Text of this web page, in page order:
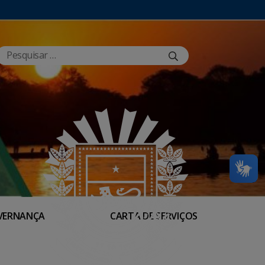
CARTA DE SERVIÇOS